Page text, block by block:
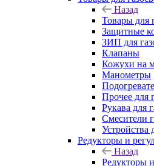
Назад
Товары для
Защитные
ЗИП для
Клапаны
Кожухи на
Манометры
Прочее для
Рукава для
Смесители
Устройства
Редукторы и
Назад
Редукторы